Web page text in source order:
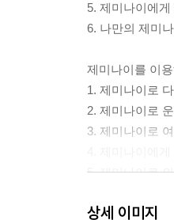
5. 제미나이에
6. 나만의 제미
제미나이를 이
1. 제미나이로
2. 제미나이로
3. 제미나이로
5. 제미나이로
7. 제미나이로
상세 이미지